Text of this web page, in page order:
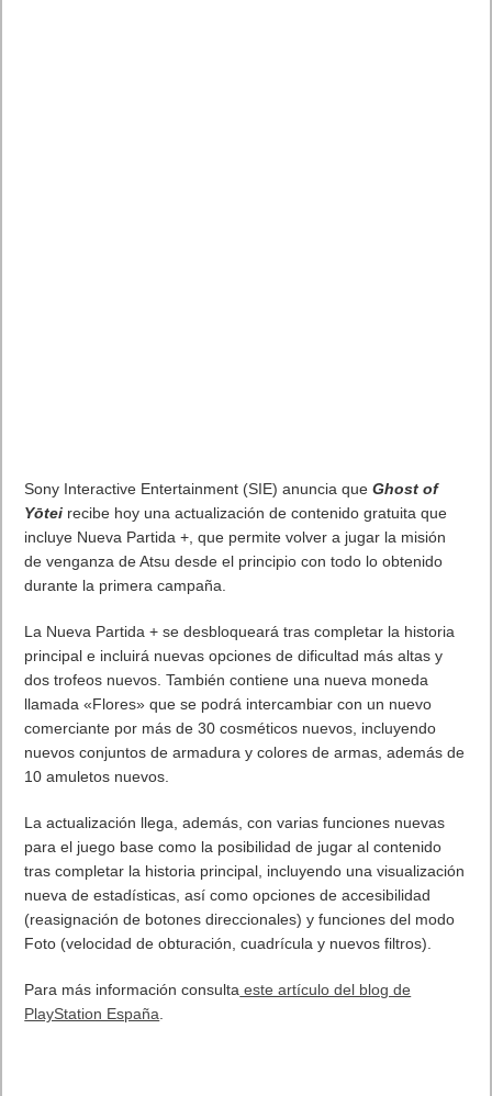
Sony Interactive Entertainment (SIE) anuncia queGhost of
Yōtei recibe hoy una actualización de contenido gratuita que
incluye Nueva Partida +, que permite volver a jugar la misión
de venganza de Atsu desde el principio con todo lo obtenido
durante la primera campaña.
La Nueva Partida + se desbloqueará tras completar la historia
principal e incluirá nuevas opciones de dificultad más altas y
dos trofeos nuevos. También contiene una nueva moneda
llamada «Flores» que se podrá intercambiar con un nuevo
comerciante por más de 30 cosméticos nuevos, incluyendo
nuevos conjuntos de armadura y colores de armas, además de
10 amuletos nuevos.
La actualización llega, además, con varias funciones nuevas
para el juego base como la posibilidad de jugar al contenido
tras completar la historia principal, incluyendo una visualización
nueva de estadísticas, así como opciones de accesibilidad
(reasignación de botones direccionales) y funciones del modo
Foto (velocidad de obturación, cuadrícula y nuevos filtros).
Para más información consulta este artículo del blog de
PlayStation España